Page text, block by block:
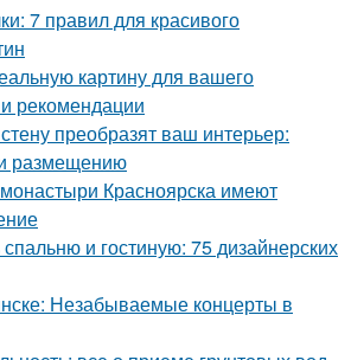
7 правил для красивого
картину для вашего
рекомендации
преобразят ваш интерьер:
размещению
Красноярска имеют
и гостиную: 75 дизайнерских
Незабываемые концерты в